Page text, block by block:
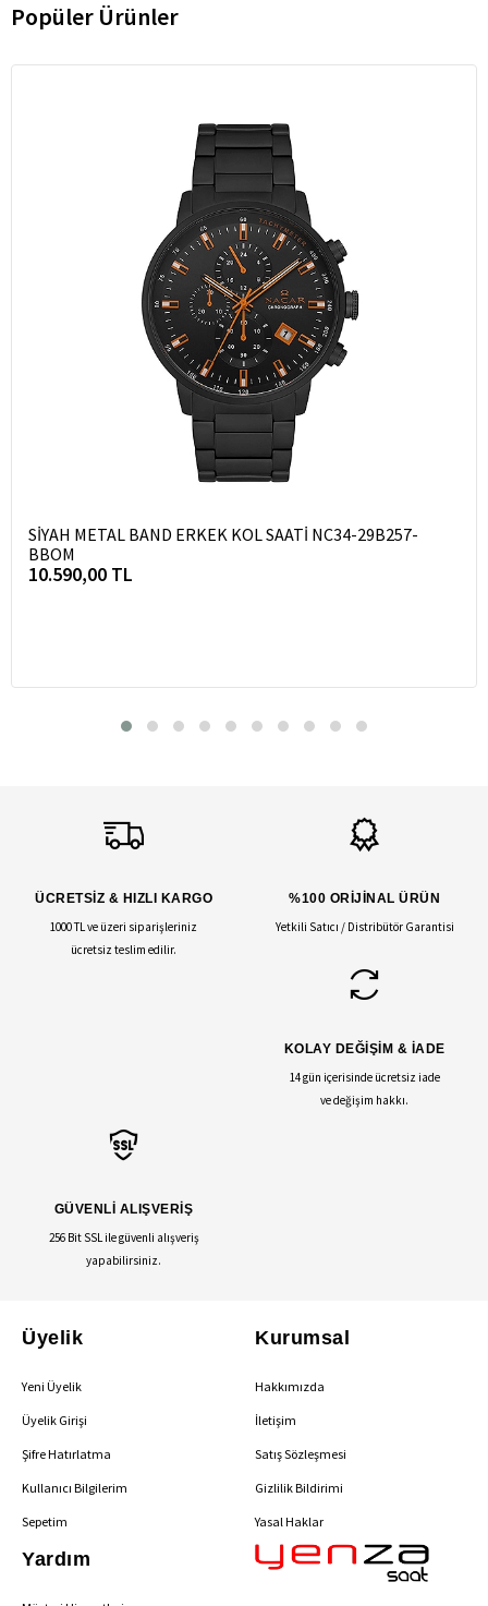
Popüler Ürünler
SİYAH METAL BAND ERKEK KOL SAATİ NC34-29B257-
BBOM
10.590,00 TL
ÜCRETSİZ & HIZLI KARGO
1000 TL ve üzeri siparişleriniz
ücretsiz teslim edilir.
%100 ORİJİNAL ÜRÜN
Yetkili Satıcı / Distribütör Garantisi
KOLAY DEĞİŞİM & İADE
14 gün içerisinde ücretsiz iade
ve değişim hakkı.
GÜVENLİ ALIŞVERİŞ
256 Bit SSL ile güvenli alışveriş
yapabilirsiniz.
Üyelik
Yeni Üyelik
Üyelik Girişi
Şifre Hatırlatma
Kullanıcı Bilgilerim
Sepetim
Kurumsal
Hakkımızda
İletişim
Satış Sözleşmesi
Gizlilik Bildirimi
Yasal Haklar
Yardım